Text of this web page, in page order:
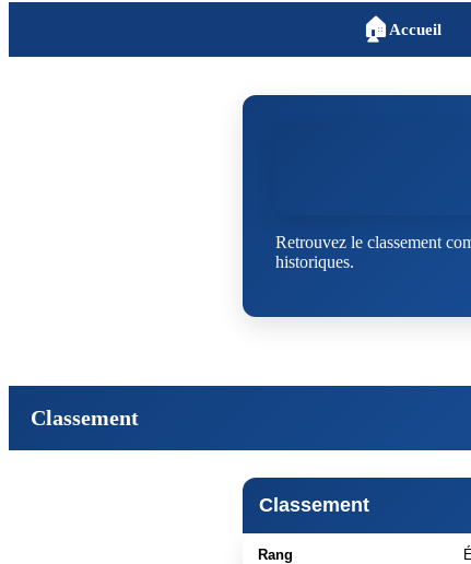
🏠 Accueil
Retrouvez le classement
historiques.
Classement
Classement
Rang